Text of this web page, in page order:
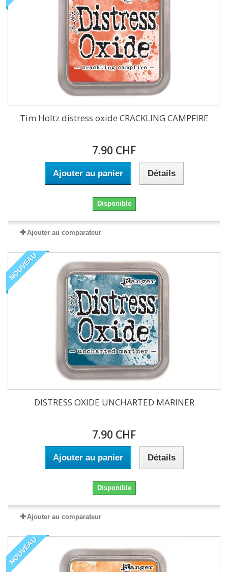
Tim Holtz distress oxide CRACKLING CAMPFIRE
7.90 CHF
Ajouter au panier Détails
Disponible
Ajouter au comparateur
NOUVEAU
DISTRESS OXIDE UNCHARTED MARINER
7.90 CHF
Ajouter au panier Détails
Disponible
Ajouter au comparateur
NOUVEAU